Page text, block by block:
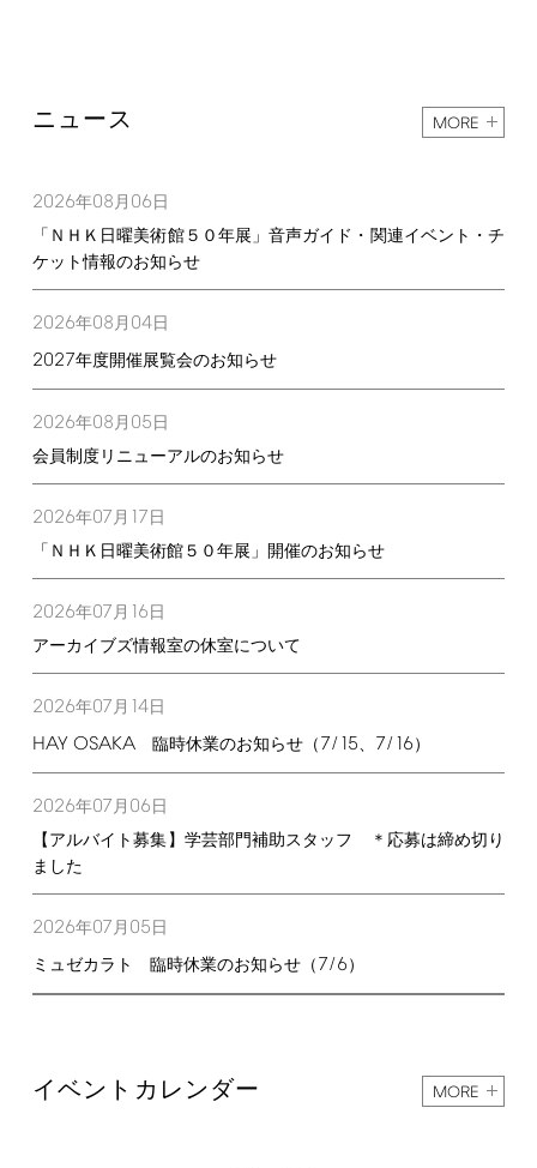
ニュース MORE
2026年08月 06日
「ＮＨＫ日曜美術館５０年展」音声ガイド・関連イベント・チ
ケット情報のお知らせ
2026年08月 04日
2027年度開催展覧会のお知らせ
2026年08月 05日
会員制度リニューアルのお知らせ
2026年07月 17日
「ＮＨＫ日曜美術館５０年展」開催のお知らせ
2026年07月 16日
アーカイブズ情報室の休室について
2026年07月 14日
HAY OSAKA臨時休業のお知らせ（7/15、 7/16）
2026年07月 06日
【アルバイト募集】学芸部門補助スタッフ ＊応募は締め切り
ました
2026年07月 05日
ミュゼカラト 臨時休業のお知らせ（7/6）
イベントカレンダー MORE